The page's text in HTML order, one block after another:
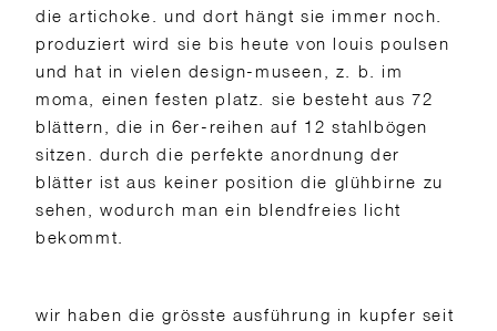
die artichoke. und dort hängt sie immer noch.
produziert wird sie bis heute von louis poulsen
und hat in vielen design-museen, z. b. im
moma, einen festen platz. sie besteht aus 72
blättern, die in 6er-reihen auf 12 stahlbögen
sitzen. durch die perfekte anordnung der
blätter ist aus keiner position die glühbirne zu
sehen, wodurch man ein blendfreies licht
bekommt.
wir haben die grösste ausführung in kupfer seit